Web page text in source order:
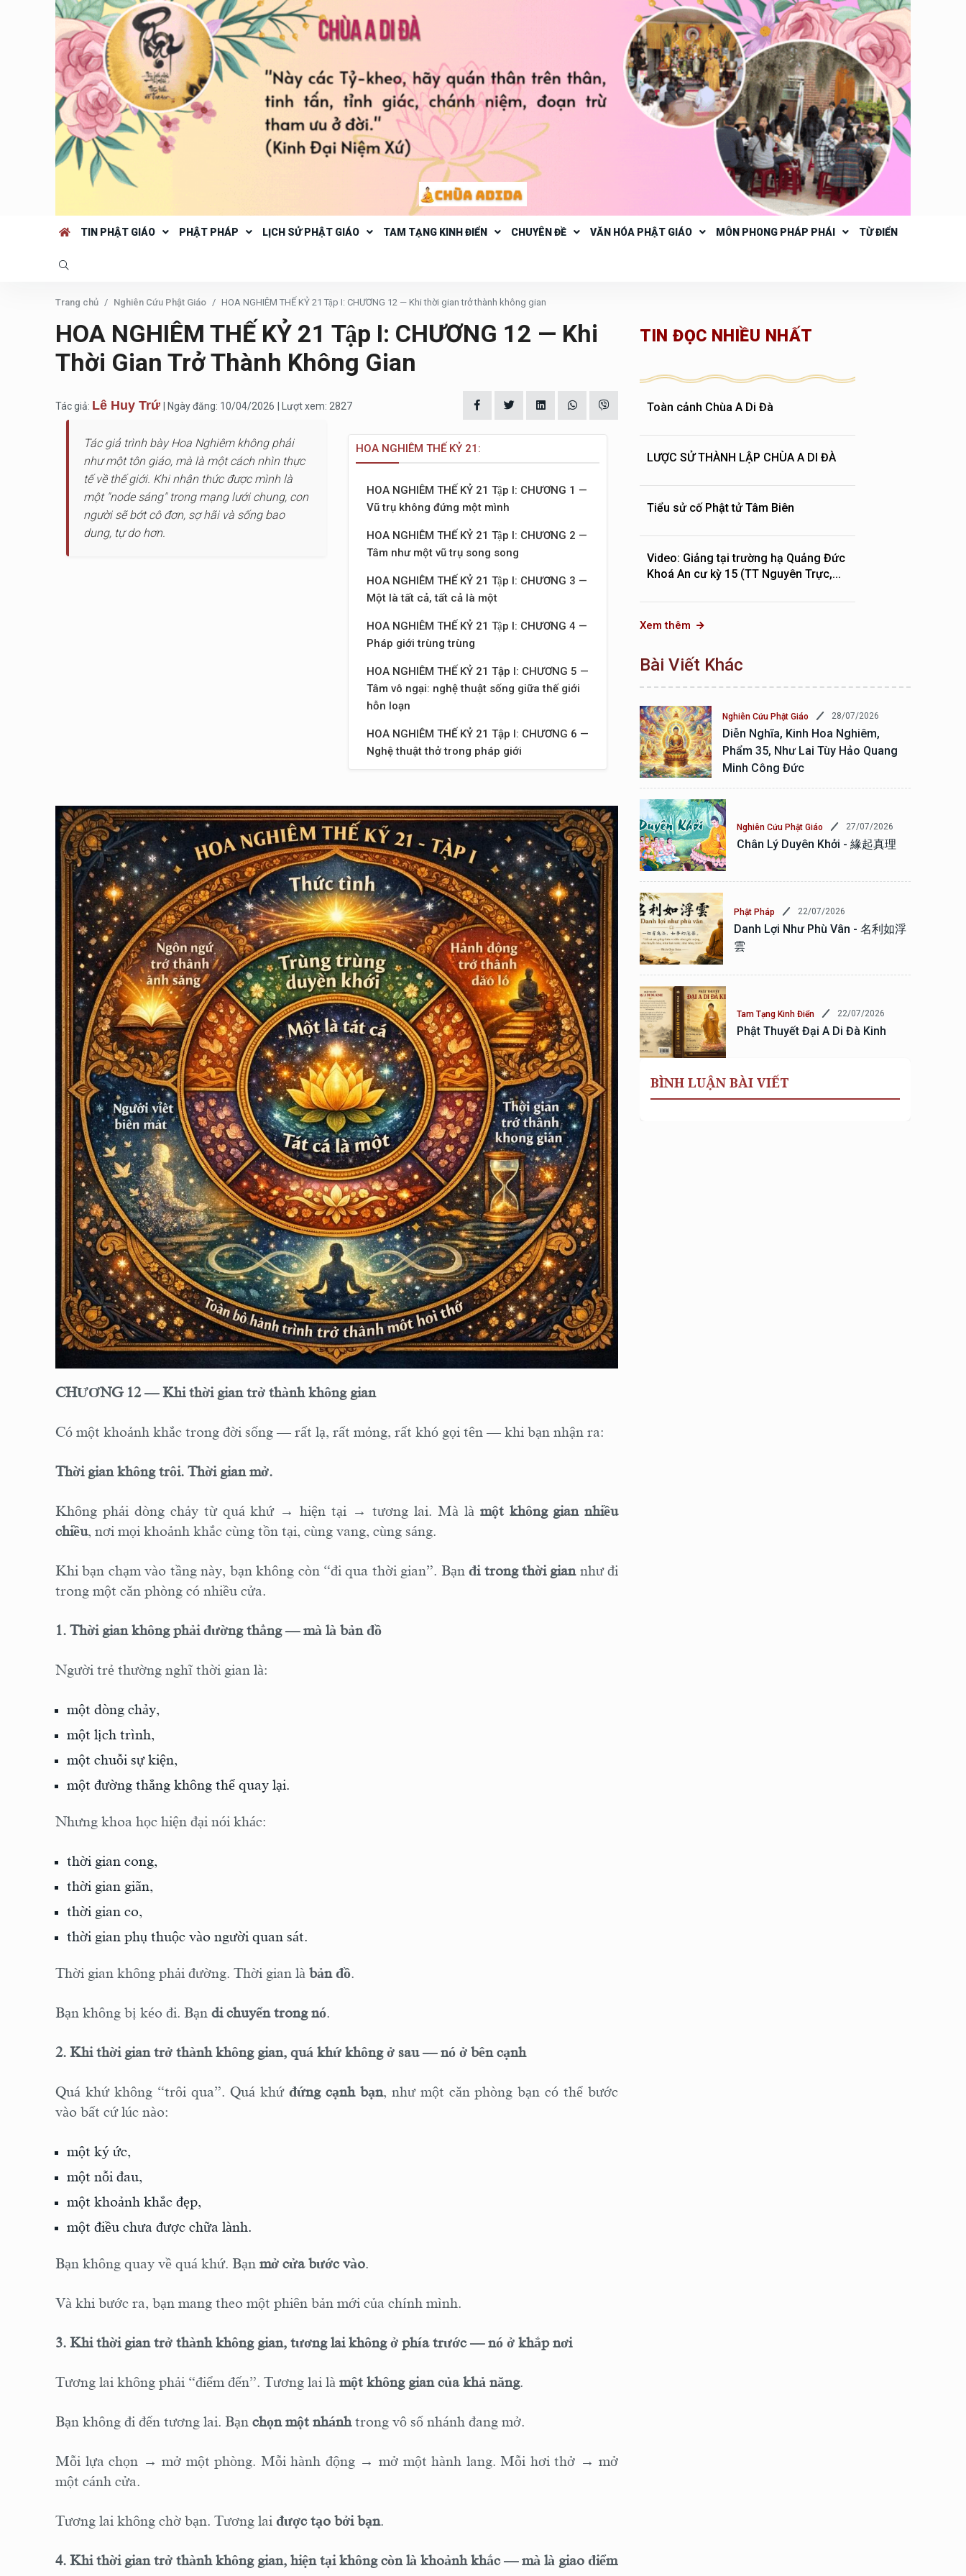
TIN PHẬT GIÁO PHẬT PHÁP LỊCH SỬ PHẬT GIÁO TAM TẠNG KINH ĐIỂN CHUYÊN ĐỀ VĂN HÓA PHẬT GIÁO MÔN PHONG PHÁP PHÁI TỪ ĐIỂN
Trang chủ Nghiên Cứu Phật Giáo HOA NGHIÊM THẾ KỶ 21 Tập I: CHƯƠNG 12 — Khi thời gian trở thành không gian
HOA NGHIÊM THẾ KỶ 21 Tập I: CHƯƠNG 12 — Khi
Thời Gian Trở Thành Không Gian
Tác giả: Lê Huy Trứ | Ngày đăng: 10/04/2026 | Lượt xem: 2827
Tác giả trình bày Hoa Nghiêm không phải
như một tôn giáo, mà là một cách nhìn thực
tế về thế giới. Khi nhận thức được mình là
một "node sáng" trong mạng lưới chung, con
người sẽ bớt cô đơn, sợ hãi và sống bao
dung, tự do hơn.
HOA NGHIÊM THẾ KỶ 21:
HOA NGHIÊM THẾ KỶ 21 Tập I: CHƯƠNG 1 —
Vũ trụ không đứng một mình
HOA NGHIÊM THẾ KỶ 21 Tập I: CHƯƠNG 2 —
Tâm như một vũ trụ song song
HOA NGHIÊM THẾ KỶ 21 Tập I: CHƯƠNG 3 —
Một là tất cả, tất cả là một
HOA NGHIÊM THẾ KỶ 21 Tập I: CHƯƠNG 4 —
Pháp giới trùng trùng
HOA NGHIÊM THẾ KỶ 21 Tập I: CHƯƠNG 5 —
Tâm vô ngại: nghệ thuật sống giữa thế giới
hỗn loạn
HOA NGHIÊM THẾ KỶ 21 Tập I: CHƯƠNG 6 —
Nghệ thuật thở trong pháp giới
hạn
HOA NGHIÊM THẾ KỶ 21 Tập I: CHƯƠNG 8 —
Nghệ thuật nhìn bằng mắt pháp giới
HOA NGHIÊM THẾ KỶ 21 Tập I: CHƯƠNG 9 —
Khi ngôn ngữ trở thành ánh sáng
HOA NGHIÊM THẾ KỶ 21 Tập I: CHƯƠNG 10
— Khi hành động trở thành đạo lộ
HOA NGHIÊM THẾ KỶ 21 Tập I: CHƯƠNG 11
— Khi im lặng trở thành một pháp môn
HOA NGHIÊM THẾ KỶ 21 Tập I: CHƯƠNG 12
— Khi thời gian trở thành không gian
HOA NGHIÊM THẾ KỶ 21 Tập I: CHƯƠNG 13
— Khi tác phẩm tự tan vào hư không
HOA NGHIÊM THẾ KỶ 21 Tập I: CHƯƠNG 14
— Khi người đọc trở thành pháp giới
HOA NGHIÊM THẾ KỶ 21 Tập I: CHƯƠNG 15
— Khi pháp giới tự viết tiếp chính mình
HOA NGHIÊM THẾ KỶ 21 Tập I: CHƯƠNG 16
— Khi người viết biến mất
HOA NGHIÊM THẾ KỶ 21 Tập I: CHƯƠNG 17
— Khi pháp giới nhìn lại chính mình qua thân
ta
HOA NGHIÊM THẾ KỶ 21 Tập I: CHƯƠNG 18
— Khi toàn bộ hành trình trở thành một hơi
thở
— Khi pháp giới trở thành đời sống
— Bài tụng kết: Một hơi thở mở vô lượng thế
CHƯƠNG 12 — Khi thời gian trở thành không gian
Có một khoảnh khắc trong đời sống — rất lạ, rất mỏng, rất khó gọi tên — khi bạn nhận ra:
Thời gian không trôi. Thời gian mở.
Không phải dòng chảy từ quá khứ → hiện tại → tương lai. Mà là một không gian nhiều
chiều, nơi mọi khoảnh khắc cùng tồn tại, cùng vang, cùng sáng.
Khi bạn chạm vào tầng này, bạn không còn “đi qua thời gian”. Bạnđi trong thời giannhư đi
trong một căn phòng có nhiều cửa.
1. Thời gian không phải đường thẳng — mà là bản đồ
Người trẻ thường nghĩ thời gian là:
một dòng chảy,
một lịch trình,
một chuỗi sự kiện,
một đường thẳng không thể quay lại.
Nhưng khoa học hiện đại nói khác:
thời gian cong,
thời gian giãn,
thời gian co,
thời gian phụ thuộc vào người quan sát.
Thời gian không phải đường. Thời gian là bản đồ.
Bạn không bị kéo đi. Bạn di chuyển trong nó.
2. Khi thời gian trở thành không gian, quá khứ không ở sau — nó ở bên cạnh
Quá khứ không “trôi qua”. Quá khứ đứng cạnh bạn, như một căn phòng bạn có thể bước
vào bất cứ lúc nào:
một ký ức,
một nỗi đau,
một khoảnh khắc đẹp,
một điều chưa được chữa lành.
Bạn không quay về quá khứ. Bạn mở cửa bước vào.
Và khi bước ra, bạn mang theo một phiên bản mới của chính mình.
3. Khi thời gian trở thành không gian, tương lai không ở phía trước — nó ở khắp nơi
Tương lai không phải “điểm đến”. Tương lai là một không gian của khả năng.
Bạn không đi đến tương lai. Bạn chọn một nhánhtrong vô số nhánh đang mở.
Mỗi lựa chọn → mở một phòng. Mỗi hành động → mở một hành lang. Mỗi hơi thở → mở
một cánh cửa.
Tương lai không chờ bạn. Tương lai được tạo bởi bạn.
4. Khi thời gian trở thành không gian, hiện tại không còn là khoảnh khắc — mà là giao điểm
TIN ĐỌC NHIỀU NHẤT
Toàn cảnh Chùa A Di Đà
LƯỢC SỬ THÀNH LẬP CHÙA A DI ĐÀ
Tiểu sử cố Phật tử Tâm Biên
Video: Giảng tại trường hạ Quảng Đức
Khoá An cư kỳ 15 (TT Nguyên Trực,...
Xem thêm
Bài Viết Khác
Nghiên Cứu Phật Giáo 28/07/2026
Diễn Nghĩa, Kinh Hoa Nghiêm,
Phẩm 35, Như Lai Tùy Hảo Quang
Minh Công Đức
Nghiên Cứu Phật Giáo 27/07/2026
Chân Lý Duyên Khởi - 緣起真理
Phật Pháp 22/07/2026
Danh Lợi Như Phù Vân - 名利如浮
雲
Tam Tạng Kinh Điển 22/07/2026
Phật Thuyết Đại A Di Đà Kinh
BÌNH LUẬN BÀI VIẾT